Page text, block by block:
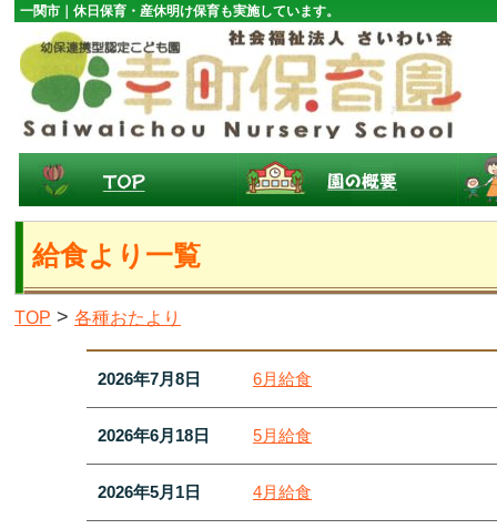
一関市｜休日保育・産休明け保育も実施しています。
給食より一覧
TOP > 各種おたより
2026年7月8日 6月給食
2026年6月18日 5月給食
2026年5月1日 4月給食